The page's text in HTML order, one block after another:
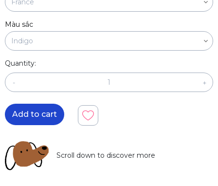
Màu sắc
Quantity:
- +
Add to cart
Scroll down to discover more